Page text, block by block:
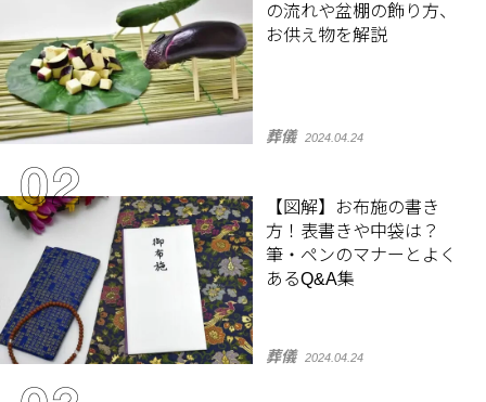
の流れや盆棚の飾り方、
お供え物を解説
葬儀 2024.04.24
【図解】お布施の書き
方！表書きや中袋は？
筆・ペンのマナーとよく
あるQ&A集
葬儀 2024.04.24